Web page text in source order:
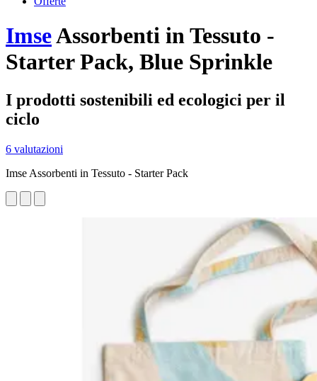
ImseAssorbenti in Tessuto -
Starter Pack, Blue Sprinkle
I prodotti sostenibili ed ecologici per il
ciclo
6 valutazioni
Imse Assorbenti in Tessuto - Starter Pack